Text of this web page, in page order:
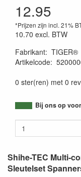
12.95
*Prijzen zijn incl. 21%
10.70 excl. BTW
Fabrikant: TIGER®
Artikelcode:
0 ster(ren) met 0
Bij ons op
Shihe-TEC Multi-
Sleutelset